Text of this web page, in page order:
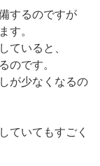
するのですが
す。
ていると、
のです。
が少なくなるの
ていてもすごく